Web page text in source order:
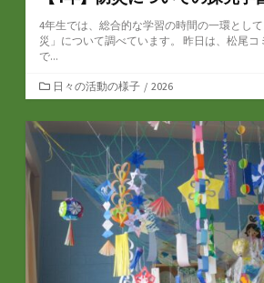
4年生では、総合的な学習の時間の一環とし
災」について調べています。 昨日は、松尾コ
で...
カ
テ
ゴ
リ
ー
日々の活動の様子 / 2026